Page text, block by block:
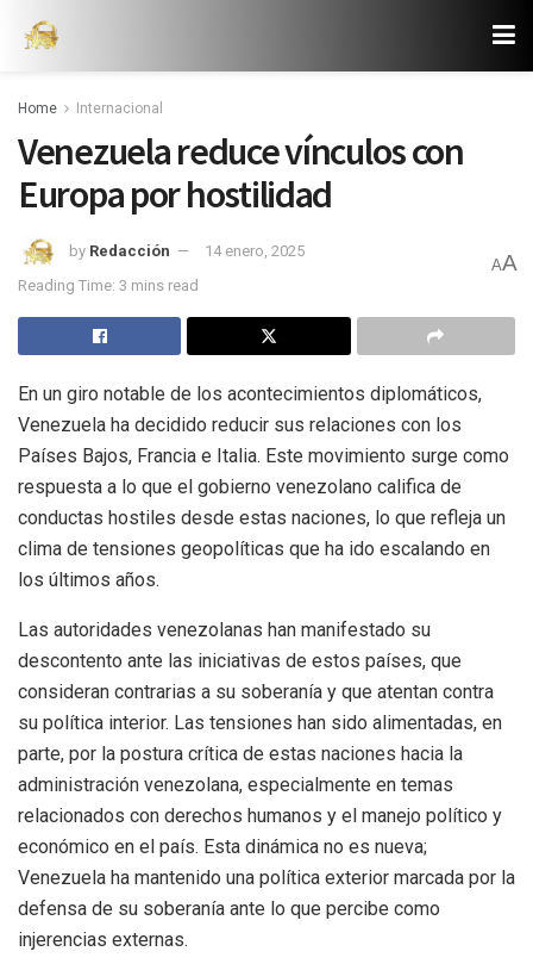
Home Internacional
Venezuela reduce vínculos con
Europa por hostilidad
by Redacción
14 enero, 2025
Reading Time: 3 mins read
AA
En un giro notable de los acontecimientos diplomáticos,
Venezuela ha decidido reducir sus relaciones con los
Países Bajos, Francia e Italia. Este movimiento surge como
respuesta a lo que el gobierno venezolano califica de
conductas hostiles desde estas naciones, lo que refleja un
clima de tensiones geopolíticas que ha ido escalando en
los últimos años.
Las autoridades venezolanas han manifestado su
descontento ante las iniciativas de estos países, que
consideran contrarias a su soberanía y que atentan contra
su política interior. Las tensiones han sido alimentadas, en
parte, por la postura crítica de estas naciones hacia la
administración venezolana, especialmente en temas
relacionados con derechos humanos y el manejo político y
económico en el país. Esta dinámica no es nueva;
Venezuela ha mantenido una política exterior marcada por la
defensa de su soberanía ante lo que percibe como
injerencias externas.